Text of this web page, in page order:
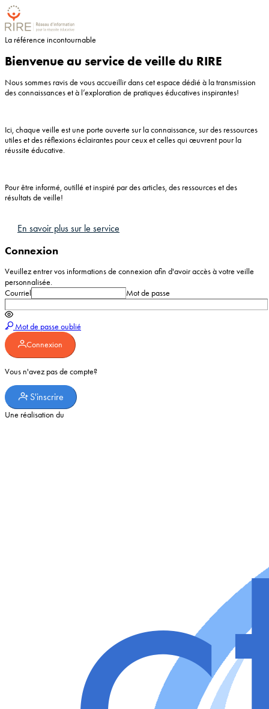
La référence incontournable
Bienvenue au service de veille du RIRE
Nous sommes ravis de vous accueillir dans cet espace dédié à la transmission
des connaissances et à l’exploration de pratiques éducatives inspirantes!
Ici, chaque veille est une porte ouverte sur la connaissance, sur des ressources
utiles et des réflexions éclairantes pour ceux et celles qui œuvrent pour la
réussite éducative.
Pour être informé, outillé et inspiré par des articles, des ressources et des
résultats de veille!
En savoir plus sur le service
Connexion
Veuillez entrer vos informations de connexion afin d'avoir accès à votre veille
personnalisée.
Courriel
Mot de passe
Enter
a
password
Mot de passe oublié
Connexion
Vous n'avez pas de compte?
S'inscrire
Une réalisation du